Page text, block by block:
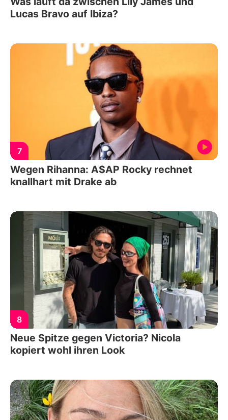
Lucas Bravo auf Ibiza?
7
Wegen Rihanna: A$AP Rocky rechnet
knallhart mit Drake ab
8
Neue Spitze gegen Victoria? Nicola
kopiert wohl ihren Look